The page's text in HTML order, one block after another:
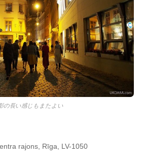
の長い感じもまたよい
rajons, Rīga, LV-1050